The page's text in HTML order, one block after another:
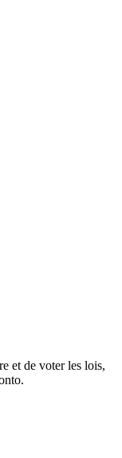
et de voter les lois,